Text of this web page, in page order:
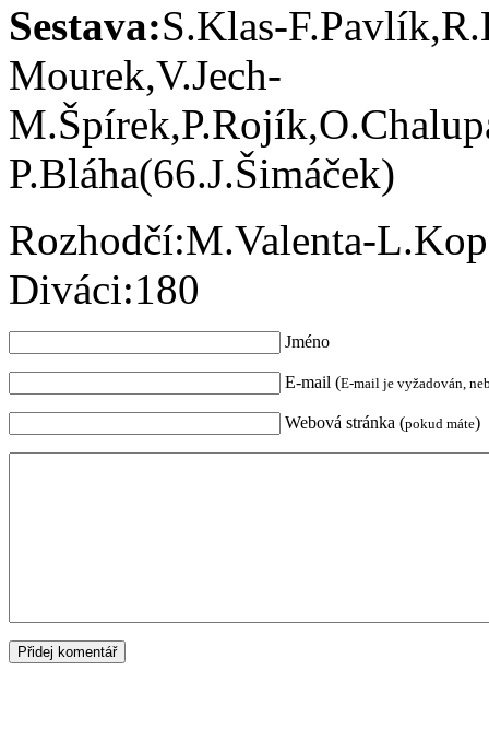
Sestava:S.Klas-
Mourek,V.Jech-
P.Bláha(66.J.Šimáček)
Rozhodčí:M.Valenta-
Diváci:180
Jméno
E-mail (E-mail je vyžadován,
Webová stránka (pokud máte)